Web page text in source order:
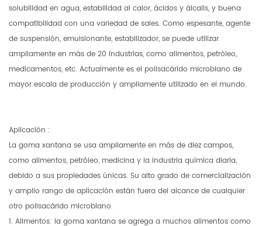
solubilidad en agua, estabilidad al calor, ácidos y álcalis, y buena
compatibilidad con una variedad de sales. Como espesante, agente
de suspensión, emulsionante, estabilizador, se puede utilizar
ampliamente en más de 20 industrias, como alimentos, petróleo,
medicamentos, etc. Actualmente es el polisacárido microbiano de
mayor escala de producción y ampliamente utilizado en el mundo.
Aplicación :
La goma xantana se usa ampliamente en más de diez campos,
como alimentos, petróleo, medicina y la industria química diaria,
debido a sus propiedades únicas. Su alto grado de comercialización
y amplio rango de aplicación están fuera del alcance de cualquier
otro polisacárido microbiano.
1. Alimentos: la goma xantana se agrega a muchos alimentos como